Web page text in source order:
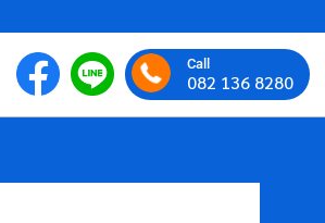
Call
082 136 8280